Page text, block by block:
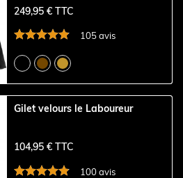
249,95 € TTC
105 avis
Gilet velours le Laboureur
104,95 € TTC
100 avis